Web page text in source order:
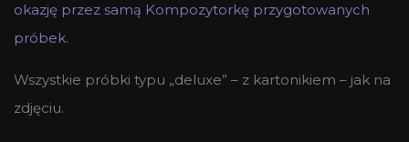
okazję przez samą Kompozytorkę przygotowanych
próbek.
Wszystkie próbki typu „deluxe” – z kartonikiem – jak na
zdjęciu.